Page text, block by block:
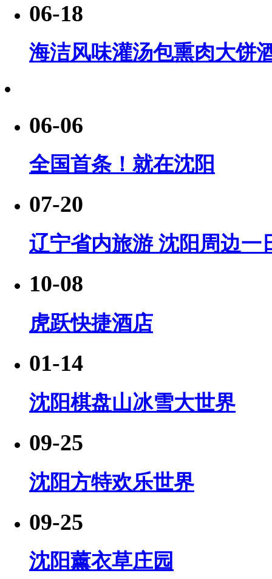
06-18
海洁风味灌汤包熏肉大饼
06-06
全国首条！就在沈阳
07-20
辽宁省内旅游 沈阳周边一
10-08
虎跃快捷酒店
01-14
沈阳棋盘山冰雪大世界
09-25
沈阳方特欢乐世界
09-25
沈阳薰衣草庄园